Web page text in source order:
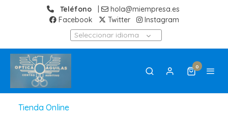
Teléfono|
hola@miempresa.es
Facebook
Twitter
Instagram
Seleccionar idioma
0
Tienda Online